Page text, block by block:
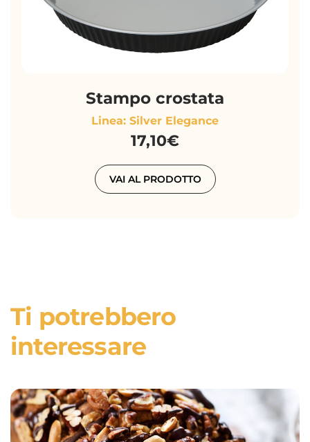
Stampo crostata
Linea: Silver Elegance
17,10€
VAI AL PRODOTTO
Ti potrebbero
interessare